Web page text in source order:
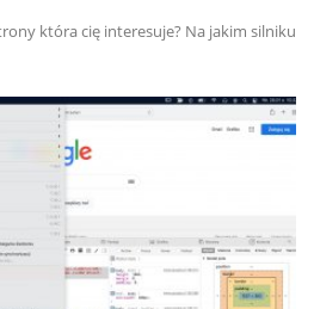
która cię interesuje? Na jakim silniku